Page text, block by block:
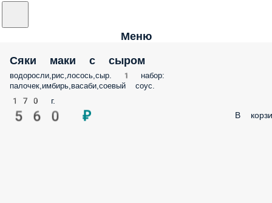
Меню
Сяки маки с сыром
водоросли,рис,лосось,сыр. 1 набор:
палочек,имбирь,васаби,соевый соус.
170 г.
560 ₽ В